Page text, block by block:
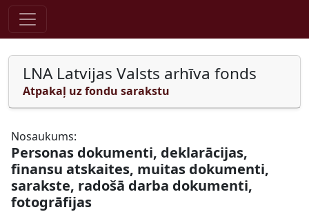
Pāriet uz saturu
LNA Latvijas Valsts arhīva fonds
Atpakaļ uz fondu sarakstu
Nosaukums:
Personas dokumenti, deklarācijas,
finansu atskaites, muitas dokumenti,
sarakste, radošā darba dokumenti,
fotogrāfijas